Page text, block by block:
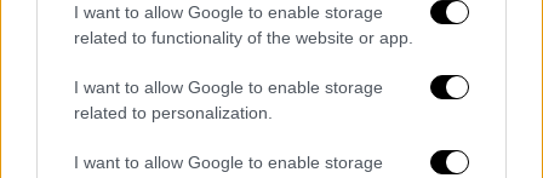
I want to allow Google to enable storage
related to functionality of the website or app.
I want to allow Google to enable storage
related to personalization.
I want to allow Google to enable storage
Μεσημβρινό Δελτίο Ειδήσεων με τη Λίνα
. Η μέση απόδοσή του ήταν 9,3%
έναντι 7,4% τον περσινό Απρίλιο, ποσοστό
αυξημένο κατά 25,6%.
Διαβάστε ακόμη